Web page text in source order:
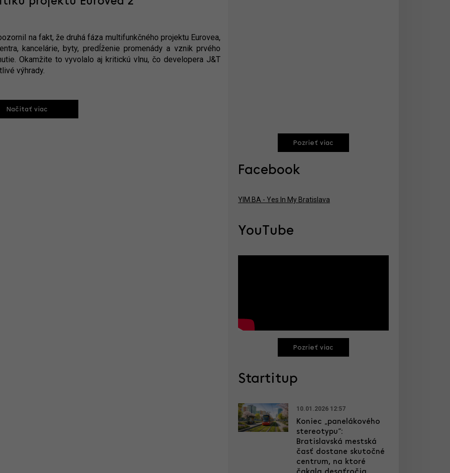
na fakt, že druhá fáza multifunkčného projektu Eurovea,
kancelárie, byty, predĺženie promenády a vznik prvého
Okamžite to vyvolalo aj kritickú vlnu, čo developera J&T
výhrady.
Načitať viac
Pozrieť viac
Facebook
YIM.BA - Yes In My Bratislava
YouTube
Pozrieť viac
Startitup
10.01.2026 12:57
Koniec „panelákového
stereotypu“:
Bratislavská mestská
časť dostane skutočné
centrum, na ktoré